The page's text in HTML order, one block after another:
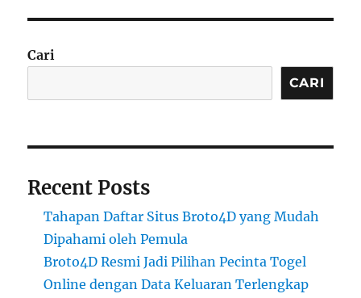
Cari
CARI
Recent Posts
Tahapan Daftar Situs Broto4D yang Mudah
Dipahami oleh Pemula
Broto4D Resmi Jadi Pilihan Pecinta Togel
Online dengan Data Keluaran Terlengkap